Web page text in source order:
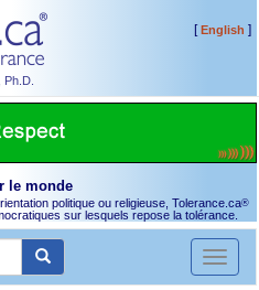
[English ]
le monde
politique ou religieuse, Tolerance.ca®
sur lesquels repose la tolérance.
Toggle